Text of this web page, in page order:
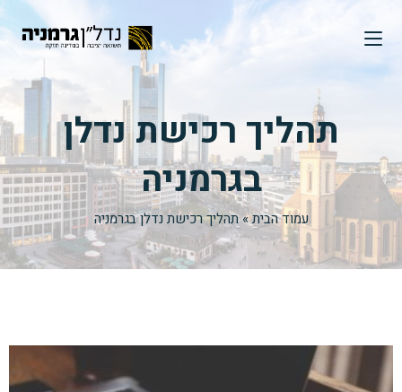
תהליך רכישת נדלן
בגרמניה
עמוד הבית»תהליך רכישת נדלן בגרמניה